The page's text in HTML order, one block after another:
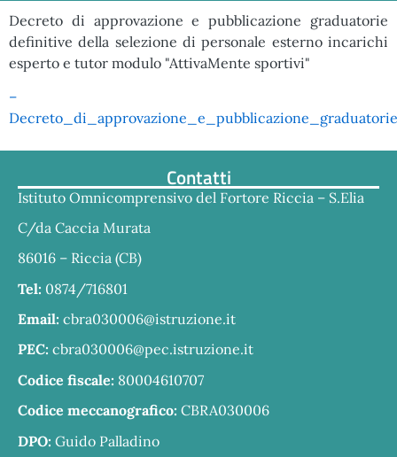
Decreto di approvazione e pubblicazione graduatorie
definitive della selezione di personale esterno incarichi
esperto e tutor modulo "AttivaMente sportivi"
–
Contatti
Istituto Omnicomprensivo del Fortore Riccia – S.Elia
C/da Caccia Murata
86016 – Riccia (CB)
Tel: 0874/716801
Email: cbra030006@istruzione.it
PEC: cbra030006@pec.istruzione.it
Codice fiscale: 80004610707
Codice meccanografico: CBRA030006
DPO: Guido Palladino